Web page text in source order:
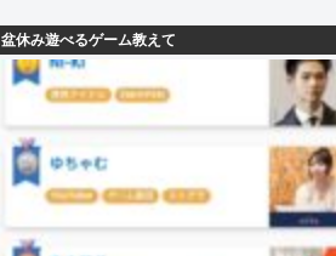
盆休み遊べるゲーム教えて